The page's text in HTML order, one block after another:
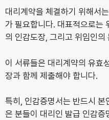
대리계약을 체결하기 위해서
가 필요합니다. 대표적으로는
의 인감도장, 그리고 위임인
이 서류들은 대리계약의 유효
장과 함께 제출해야 합니다.
특히, 인감증명서는 반드시
은 분들이 대리인 발급 인감